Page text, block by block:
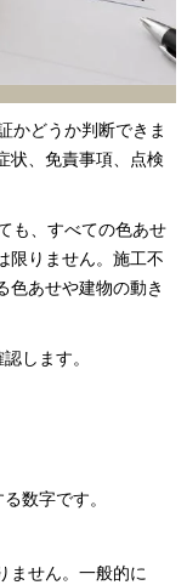
かどうか判断できま
状、免責事項、点検
も、すべての色あせ
限りません。施工不
色あせや建物の動き
します。
数字です。
ません。一般的に